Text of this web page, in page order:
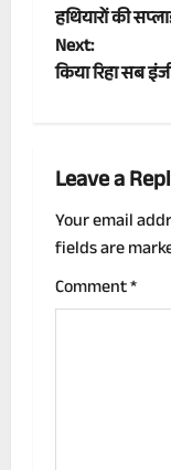
o
s
n
a
v
i
हथियारों की
Next:
किया रिहा सब
Leave a
Your email
fields are
Comment*